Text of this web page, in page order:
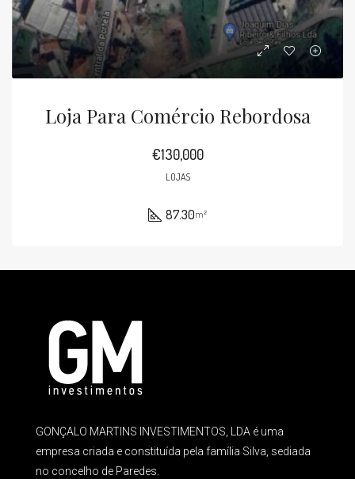
Loja Para Comércio Rebordosa
€130,000
LOJAS
87.30m²
GONÇALO MARTINS INVESTIMENTOS, LDA é uma
empresa criada e constituída pela família Silva, sediada
no concelho de Paredes.